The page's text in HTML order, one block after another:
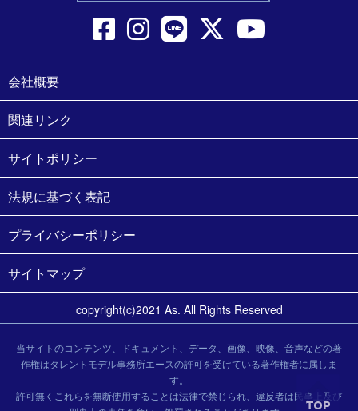
会社概要
関連リンク
サイトポリシー
法規に基づく表記
プライバシーポリシー
サイトマップ
copyright(c)2021 As. All Rights Reserved
当サイトのコンテンツ、ドキュメント、データ、画像、映像、音声などの著
作権はタレントモデル事務所エースの許可を受けている著作権者に属しま
す。
許可無くこれらを無断使用することは法律で禁じられ、違反者は民事上及び